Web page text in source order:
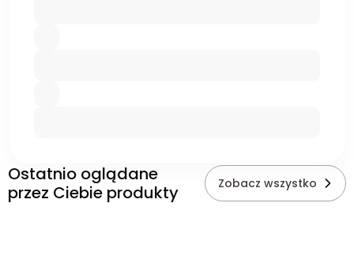
Ostatnio oglądane
przez Ciebie produkty
Zobacz wszystko